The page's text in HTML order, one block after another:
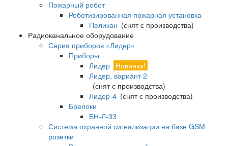
Пожарный робот
Роботизированная пожарная установка
Пеликан (снят с производства)
Радиоканальное оборудование
Серия приборов «Лидер»
Приборы
Лидер Новинка!
Лидер, вариант 2
(снят с производства)
Лидер-4 (снят с производства)
Брелоки
БН-Л-33
Система охранной сигнализации на базе GSM
розетки